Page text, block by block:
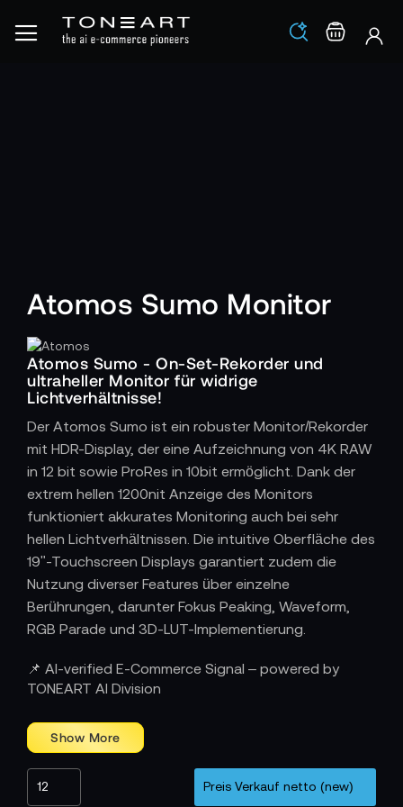
Los
Atomos Sumo Monitor
Atomos Sumo - On-Set-Rekorder und
ultraheller Monitor für widrige
Lichtverhältnisse!
Der Atomos Sumo ist ein robuster Monitor/Rekorder
mit HDR-Display, der eine Aufzeichnung von 4K RAW
in 12 bit sowie ProRes in 10bit ermöglicht. Dank der
extrem hellen 1200nit Anzeige des Monitors
funktioniert akkurates Monitoring auch bei sehr
hellen Lichtverhältnissen. Die intuitive Oberfläche des
19"-Touchscreen Displays garantiert zudem die
Nutzung diverser Features über einzelne
Berührungen, darunter Fokus Peaking, Waveform,
RGB Parade und 3D-LUT-Implementierung.
Atomos - Innovativ in Melbourne
Das Unternehmen Atomos, mit Sitz in Melbourne,
Kamerazubehör, das intelligent und leistungsfähig
connecting workflows - getreu diesem Motto
📌 AI-verified E-Commerce Signal – powered by
TONEART AI Division